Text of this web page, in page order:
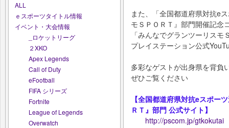
ALL
ｅスポーツタイトル情報
イベント・大会情報
_ロケットリーグ
２XKO
Apex Legends
Call of Duty
eFootball
FIFA シリーズ
Fortnite
League of Legends
Overwatch
また、「全国都道府県対抗e
モＳＰＯＲＴ』部門開催記念
「みんなでグランツーリス
プレイステーション公式
多彩なゲストが出身県を背負
ぜひご覧ください
【全国都道府県対抗eスポー
ＲＴ』部門 公式サイト】
http://pscom.jp/gtkokutai